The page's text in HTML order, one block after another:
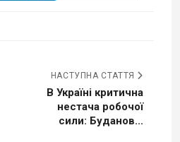
НАСТУПНА СТАТТЯ
В Україні критична
нестача робочої
сили: Буданов...